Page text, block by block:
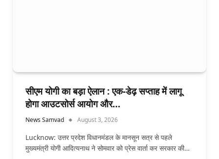
सीएम योगी का बड़ा ऐलान : एक-डेढ़ सप्ताह में लागू
होगा आउटसोर्स आयोग और…
News Samvad August 3, 2026
Lucknow: उत्तर प्रदेश विधानमंडल के मानसून सत्र से पहले
मुख्यमंत्री योगी आदित्यनाथ ने सोमवार को प्रेस वार्ता कर सरकार की…